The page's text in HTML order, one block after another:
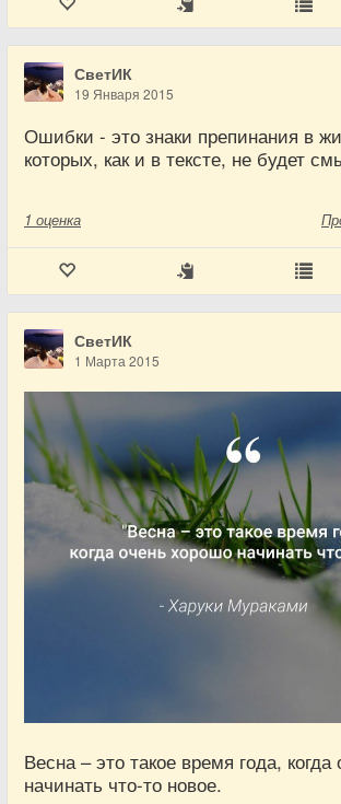
СветИК
19 Января 2015
Ошибки - это знаки препинания в
которых, как и в тексте, не будет
1 оценка
СветИК
1 Марта 2015
Весна – это такое время года,
начинать что-то новое.